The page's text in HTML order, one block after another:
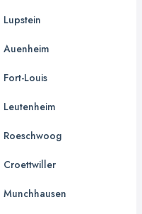
Lupstein
Auenheim
Fort-Louis
Leutenheim
Roeschwoog
Croettwiller
Munchhausen